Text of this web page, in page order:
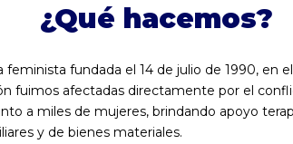
¿Qué hacemos?
fundada el 14 de julio de 1990, en
fuimos afectadas directamente por el
a miles de mujeres, brindando apoyo
y de bienes materiales.